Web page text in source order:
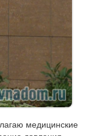
медицинские